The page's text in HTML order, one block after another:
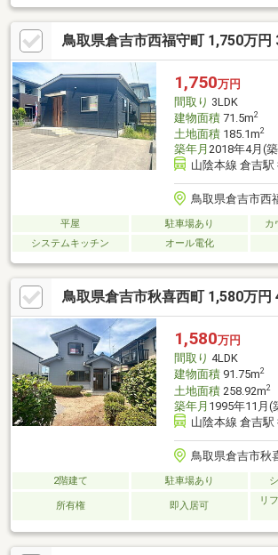
鳥取県倉吉市西福守町 1,750万円
1,750万円
間取り 3LDK
建物面積71.5m2
土地面積185.1m2
築年月 2018年4月(
山陰本線 倉吉駅
鳥取県倉吉市西
平屋 駐車場あり
カ
システムキッチン
オール電化
鳥取県倉吉市秋喜西町 1,580万円
1,580万円
間取り 4LDK
建物面積91.75m2
土地面積258.92m2
築年月 1995年11月(
山陰本線 倉吉駅
鳥取県倉吉市秋
2階建て 駐車場あり
所有権 即入居可
リ